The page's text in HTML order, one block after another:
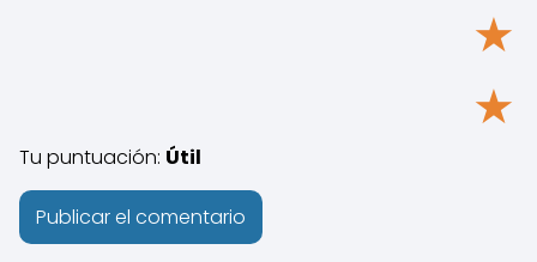
★
★
Tu puntuación: Útil